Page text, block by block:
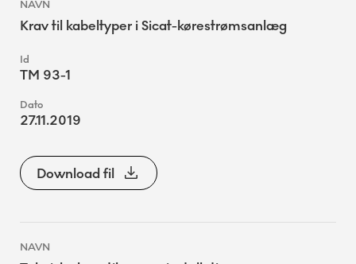
Krav til kabeltyper i Sicat-kørestrømsanlæg
TM 93-1
27.11.2019
Download fil